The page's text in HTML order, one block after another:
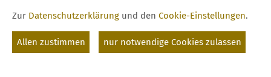
Cookie-Einstellungen
Zur Datenschutzerklärung und den Cookie-Einstellungen.
Allen zustimmen nur notwendige Cookies zulassen